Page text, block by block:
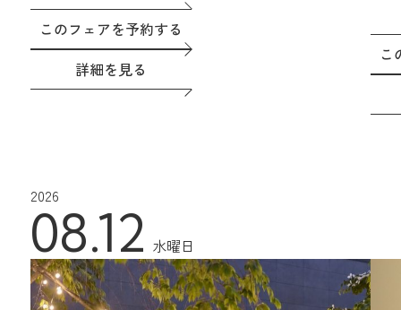
このフェアを予約する
詳細を見る
こ
2026
08.12 水曜日